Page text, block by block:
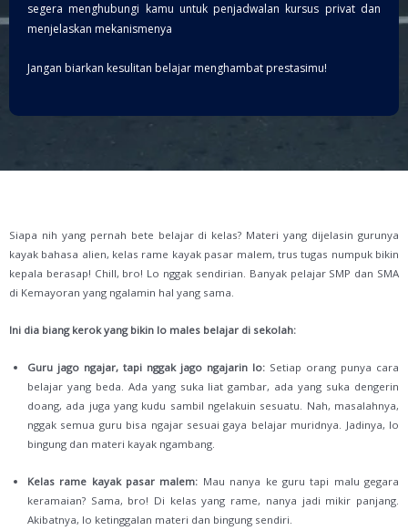
segera menghubungi kamu untuk penjadwalan kursus privat dan
menjelaskan mekanismenya
Jangan biarkan kesulitan belajar menghambat prestasimu!
Siapa nih yang pernah bete belajar di kelas? Materi yang dijelasin gurunya
kayak bahasa alien, kelas rame kayak pasar malem, trus tugas numpuk bikin
kepala berasap! Chill, bro! Lo nggak sendirian. Banyak pelajar SMP dan SMA
di Kemayoran yang ngalamin hal yang sama.
Ini dia biang kerok yang bikin lo males belajar di sekolah:
Guru jago ngajar, tapi nggak jago ngajarin lo: Setiap orang punya cara
belajar yang beda. Ada yang suka liat gambar, ada yang suka dengerin
doang, ada juga yang kudu sambil ngelakuin sesuatu. Nah, masalahnya,
nggak semua guru bisa ngajar sesuai gaya belajar muridnya. Jadinya, lo
bingung dan materi kayak ngambang.
Kelas rame kayak pasar malem: Mau nanya ke guru tapi malu gegara
keramaian? Sama, bro! Di kelas yang rame, nanya jadi mikir panjang.
Akibatnya, lo ketinggalan materi dan bingung sendiri.